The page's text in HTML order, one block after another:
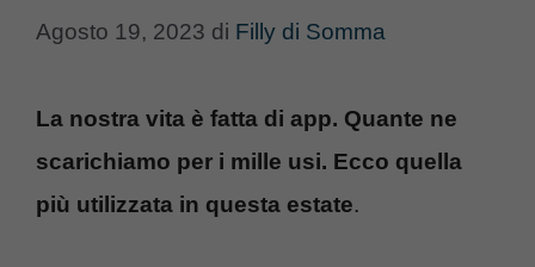
Agosto 19, 2023 di Filly di Somma
La nostra vita è fatta di app. Quante ne
scarichiamo per i mille usi. Ecco quella
più utilizzata in questa estate.